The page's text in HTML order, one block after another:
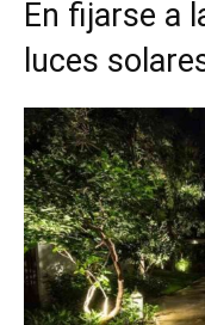
En fijarse a
luces